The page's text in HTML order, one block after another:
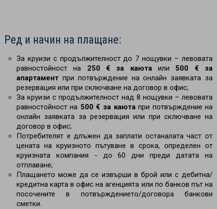
Ред и начин на плащане:
За круизи с продължителност до 7 нощувки – левовата
равностойност на 250 € за каютаили 500 € за
апартамент при потвърждение на онлайн заявката за
резервация или при сключване на договор в офис;
За круизи с продължителност над 8 нощувки – левовата
равностойност на 500 € за каютапри потвърждение на
онлайн заявката за резервация или при сключване на
договор в офис;
Потребителят е длъжен да заплати останалата част от
цената на круизното пътуване в срока, определен от
круизната компания - до 60 дни преди датата на
отплаване;
Плащането може да се извърши в брой или с дебитна/
кредитна карта в офис на агенцията или по банков път на
посочените в потвърждението/договора банкови
сметки.